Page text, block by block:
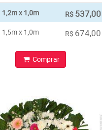
1,2m x 1,0m R$ 537,00
1,5m x 1,0m R$ 674,00
Comprar